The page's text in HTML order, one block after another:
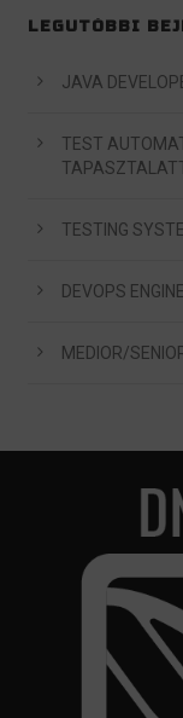
LEGUTÓBBI
JAVA
TEST
TESTING
DEVOPS
MEDIOR/